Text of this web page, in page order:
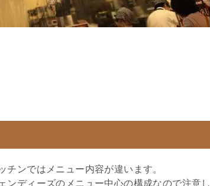
ンではメニュー内容が違います。
ディーズのメニュー中心の構成なので注意し